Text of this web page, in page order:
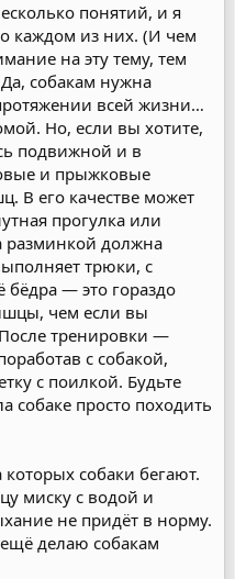
понятий, и я
каждом из них. (И чем
на эту тему, тем
собакам нужна
всей жизни…
Но, если вы хотите,
подвижной и в
и прыжковые
В его качестве может
прогулка или
разминкой должна
трюки, с
— это гораздо
чем если вы
После тренировки —
с собакой,
с поилкой. Будьте
собаке просто походить
которых собаки бегают.
миску с водой и
не придёт в норму.
делаю собакам